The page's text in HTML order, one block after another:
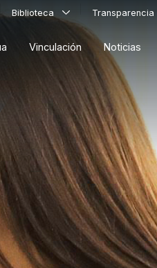
ORDENAR RESULTADOS
FILTRAR INFORMACIÓN
Biblioteca Transparencia
Vinculación Noticias